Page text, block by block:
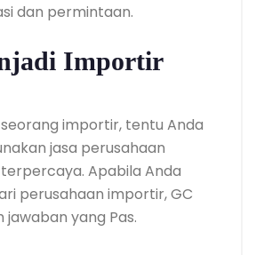
dan permintaan.
Importir
importir, tentu Anda
jasa perusahaan
Apabila Anda
perusahaan importir, GC
jawaban yang Pas.